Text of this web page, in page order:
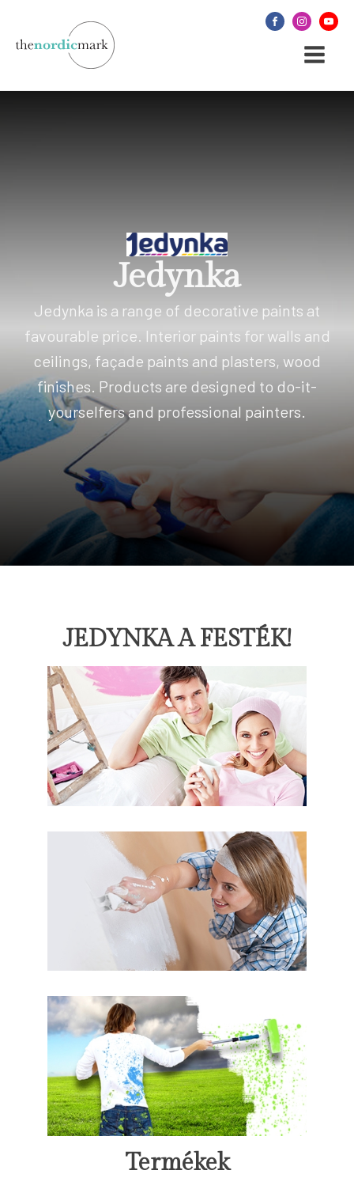
Jedynka
Jedynka is a range of decorative paints at
favourable price. Interior paints for walls and
ceilings, façade paints and plasters, wood
finishes. Products are designed to do-it-
yourselfers and professional painters.
JEDYNKA A FESTÉK!
Termékek